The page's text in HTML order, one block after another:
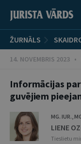
ŽURNĀLS
14. NOVEMBRIS 2023
Informācijas
guvējiem
MG. IUR.,
LIENE
Tieslietu